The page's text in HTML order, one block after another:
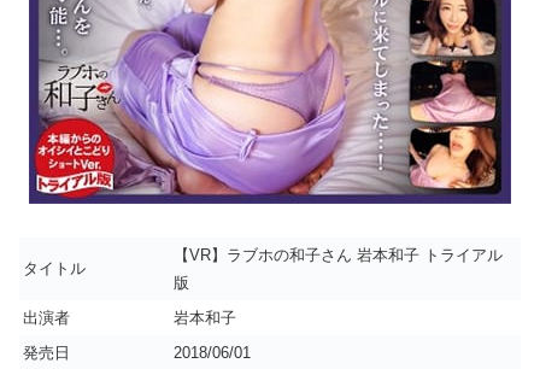
タイトル
【VR】ラブホの和子さん 岩本和子 トライアル
版
出演者
岩本和子
発売日
2018/06/01